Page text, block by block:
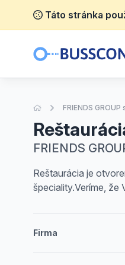
Táto stránka
Úvodná stránka
FRIENDS GROUP
FRIENDS
Reštaurácia je
špeciality.Veríme, že
Firma